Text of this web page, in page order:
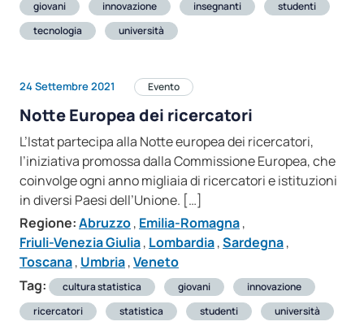
giovani
innovazione insegnanti
studenti
tecnologia
università
24 Settembre 2021 Evento
Notte Europea dei ricercatori
L’Istat partecipa alla Notte europea dei ricercatori,
l’iniziativa promossa dalla Commissione Europea, che
coinvolge ogni anno migliaia di ricercatori e istituzioni
in diversi Paesi dell’Unione. […]
Regione:Abruzzo, Emilia-Romagna,
Friuli-Venezia Giulia, Lombardia,Sardegna,
Toscana, Umbria,Veneto
Tag:
cultura statistica giovani
innovazione
ricercatori
statistica studenti università